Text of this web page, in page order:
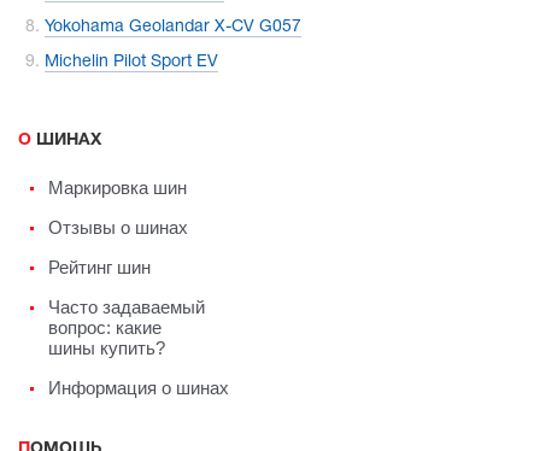
Yokohama Geolandar X-CV G057
Michelin Pilot Sport EV
О ШИНАХ
Маркировка шин
Отзывы о шинах
Рейтинг шин
Часто задаваемый
вопрос: какие
шины купить?
Информация о шинах